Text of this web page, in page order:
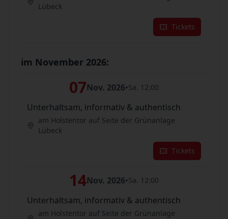
Lübeck
Tickets
im November 2026:
07Nov. 2026•Sa. 12:00
Unterhaltsam, informativ & authentisch
am Holstentor auf Seite der Grünanlage
Lübeck
Tickets
14Nov. 2026•Sa. 12:00
Unterhaltsam, informativ & authentisch
am Holstentor auf Seite der Grünanlage